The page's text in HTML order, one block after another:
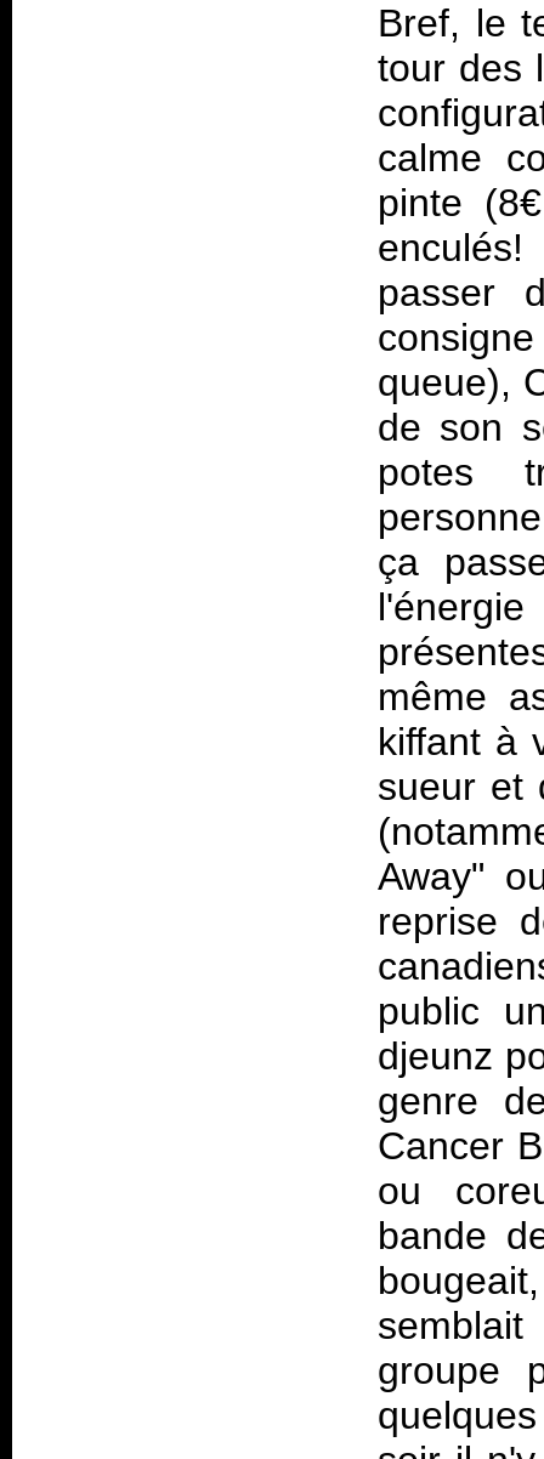
Bref, le
tour des
calme
pinte
passer
queue),
de son
potes
ça
même
kiffant à
sueur et
Away"
reprise
public
djeunz
genre
Cancer
ou
bande
groupe